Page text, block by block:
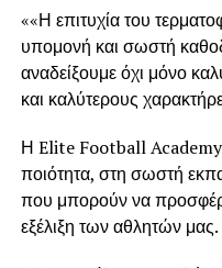
««Η επιτυχία του
υπομονή και σωστή
αναδείξουμε όχι μόνο
και καλύτερους
Η Elite Football Academy
ποιότητα, στη σωστή
που μπορούν να
εξέλιξη των αθλητών μας.